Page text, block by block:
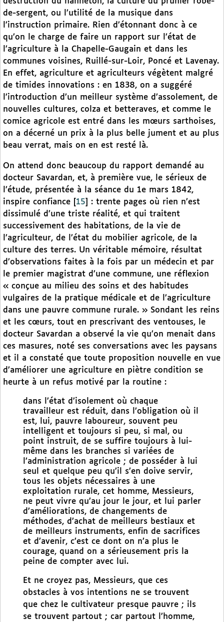
de-sergent, ou l’utilité de la musique dans
l’instruction primaire. Rien d’étonnant donc à ce
qu’on le charge de faire un rapport sur l’état de
l’agriculture à la Chapelle-Gaugain et dans les
communes voisines, Ruillé-sur-Loir, Poncé et Lavenay.
En effet, agriculture et agriculteurs végètent malgré
de timides innovations : en 1838, on a suggéré
l’introduction d’un meilleur système d’assolement, de
nouvelles cultures, colza et betteraves, et comme le
comice agricole est entré dans les mœurs sarthoises,
on a décerné un prix à la plus belle jument et au plus
beau verrat, mais on en est resté là.
On attend donc beaucoup du rapport demandé au
docteur Savardan, et, à première vue, le sérieux de
l’étude, présentée à la séance du 1e mars 1842,
inspire confiance
15
: trente pages où rien n’est
dissimulé d’une triste réalité, et qui traitent
successivement des habitations, de la vie de
l’agriculteur, de l’état du mobilier agricole, de la
culture des terres. Un véritable mémoire, résultat
d’observations faites à la fois par un médecin et par
le premier magistrat d’une commune, une réflexion
« conçue au milieu des soins et des habitudes
vulgaires de la pratique médicale et de l’agriculture
dans une pauvre commune rurale. » Sondant les reins
et les cœurs, tout en prescrivant des ventouses, le
docteur Savardan a observé la vie qu’on menait dans
ces masures, noté ses conversations avec les paysans
et il a constaté que toute proposition nouvelle en vue
d’améliorer une agriculture en piètre condition se
heurte à un refus motivé par la routine :
dans l’état d’isolement où chaque
travailleur est réduit, dans l’obligation où il
est, lui, pauvre laboureur, souvent peu
intelligent et toujours si peu, si mal, ou
point instruit, de se suffire toujours à lui-
même dans les branches si variées de
l’administration agricole ; de posséder à lui
seul et quelque peu qu’il s’en doive servir,
tous les objets nécessaires à une
exploitation rurale, cet homme, Messieurs,
ne peut vivre qu’au jour le jour, et lui parler
d’améliorations, de changements de
méthodes, d’achat de meilleurs bestiaux et
de meilleurs instruments, enfin de sacrifices
et d’avenir, c’est ce dont on n’a plus le
courage, quand on a sérieusement pris la
peine de compter avec lui.
Et ne croyez pas, Messieurs, que ces
obstacles à vos intentions ne se trouvent
que chez le cultivateur presque pauvre ; ils
se trouvent partout ; car partout l’homme,